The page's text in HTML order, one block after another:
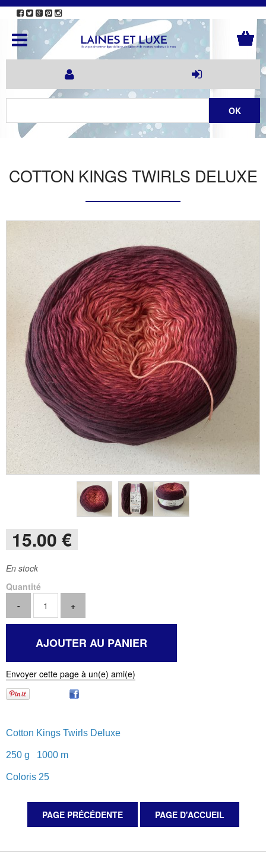
COTTON KINGS TWIRLS DELUXE
15.00 €
En stock
Quantité
Envoyer cette page à un(e) ami(e)
Cotton Kings Twirls Deluxe
250 g 1000 m
Coloris 25